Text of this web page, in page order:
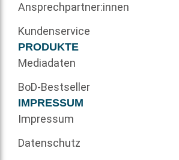
Ansprechpartner:innen
Kundenservice
PRODUKTE
Mediadaten
BoD-Bestseller
IMPRESSUM
Impressum
Datenschutz